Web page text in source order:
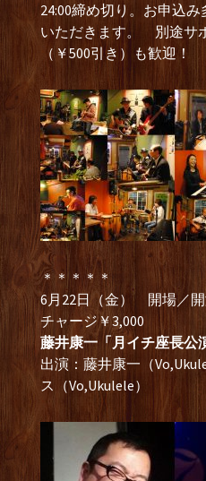
24:00締め切り。お申込
いただきます。 別途サ
（￥500引き）も歓迎！
＊＊＊＊＊
6月22日（金） 開場／
チャージ￥3,000
藤井康一「月イチ座長公
出演：藤井康一（
ス（Vo,Ukulele）